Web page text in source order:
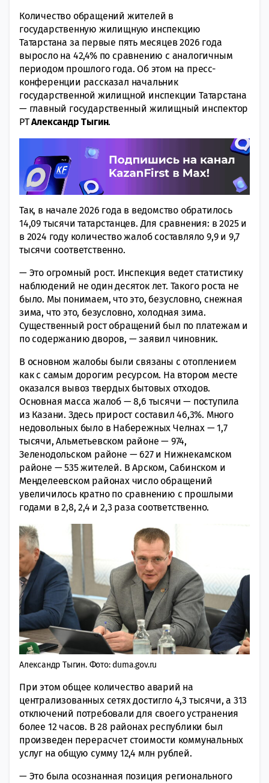
Количество обращений жителей в
государственную жилищную инспекцию
Татарстана за первые пять месяцев 2026 года
выросло на 42,4% по сравнению с аналогичным
периодом прошлого года.Об этом на пресс-
конференции рассказал начальник
государственной жилищной инспекции Татарстана
— главный государственный жилищный инспектор
РТАлександр Тыгин.
Так, в начале 2026 года в ведомство обратилось
14,09 тысячи татарстанцев. Для сравнения: в 2025 и
в 2024 году количество жалоб составляло 9,9 и 9,7
тысячи соответственно.
— Это огромный рост. Инспекция ведет статистику
наблюдений не один десяток лет. Такого роста не
было. Мы понимаем, что это, безусловно, снежная
зима, что это, безусловно, холодная зима.
Существенный рост обращений был по платежам и
по содержанию дворов, — заявил чиновник.
В основном жалобы были связаны с отоплением
как с самым дорогим ресурсом. На втором месте
оказался вывоз твердых бытовых отходов.
Основная масса жалоб — 8,6 тысячи — поступила
из Казани. Здесь прирост составил 46,3%. Много
недовольных было в Набережных Челнах — 1,7
тысячи, Альметьевском районе — 974,
Зеленодольском районе — 627 и Нижнекамском
районе — 535 жителей. В Арском, Сабинском и
Менделеевском районах число обращений
увеличилось кратно по сравнению с прошлыми
годами в 2,8, 2,4 и 2,3 раза соответственно.
Александр Тыгин. Фото: duma.gov.ru
При этом общее количество аварий на
централизованных сетях достигло 4,3 тысячи, а 313
отключений потребовали для своего устранения
более 12 часов. В 28 районах республики был
произведен перерасчет стоимости коммунальных
услуг на общую сумму 12,4 млн рублей.
— Это была осознанная позиция регионального